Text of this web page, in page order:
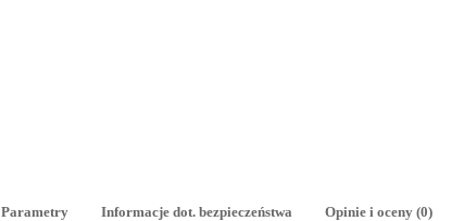
Parametry Informacje dot. bezpieczeństwa Opinie i oceny (0)